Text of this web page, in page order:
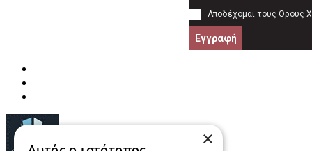
Αποδέχομαι τους Όρους
Εγγραφή
×